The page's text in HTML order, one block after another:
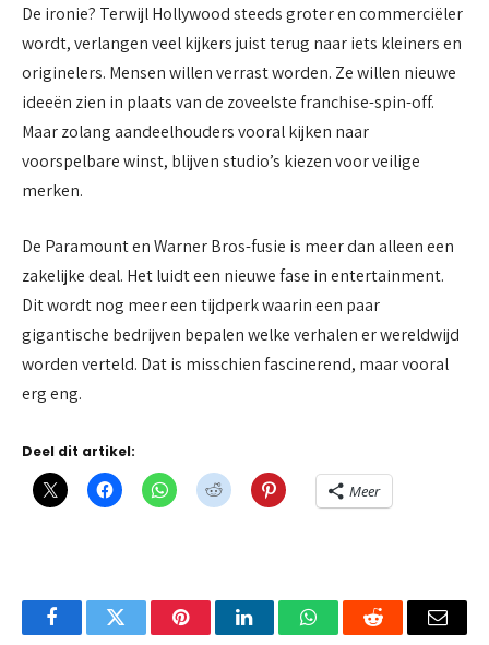
De ironie? Terwijl Hollywood steeds groter en commerciëler
wordt, verlangen veel kijkers juist terug naar iets kleiners en
originelers. Mensen willen verrast worden. Ze willen nieuwe
ideeën zien in plaats van de zoveelste franchise-spin-off.
Maar zolang aandeelhouders vooral kijken naar
voorspelbare winst, blijven studio’s kiezen voor veilige
merken.
De Paramount en Warner Bros-fusie is meer dan alleen een
zakelijke deal. Het luidt een nieuwe fase in entertainment.
Dit wordt nog meer een tijdperk waarin een paar
gigantische bedrijven bepalen welke verhalen er wereldwijd
worden verteld. Dat is misschien fascinerend, maar vooral
erg eng.
Deel dit artikel:
Meer
FacebookTwitter PinterestLinkedInWhatsAppReddit Email